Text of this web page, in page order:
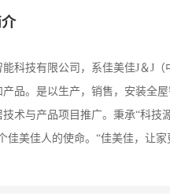
能科技有限公司，系佳美佳J＆J
产品。是以生产，销售，安装全
技术与产品项目推广。秉承“科技
佳美佳人的使命。“佳美佳，让家